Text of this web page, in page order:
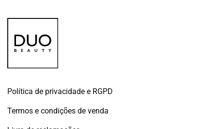
Política de privacidade e RGPD
Termos e condições de venda